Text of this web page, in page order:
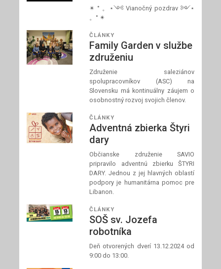
✴ ° 。⋆༺ Vianočný pozdrav ༻⋆
。° ✴
ČLÁNKY
Family Garden v službe
združeniu
Združenie saleziánov
spolupracovníkov (ASC) na
Slovensku má kontinuálny záujem o
osobnostný rozvoj svojich členov.
ČLÁNKY
Adventná zbierka Štyri
dary
Občianske združenie SAVIO
pripravilo adventnú zbierku ŠTYRI
DARY. Jednou z jej hlavných oblastí
podpory je humanitárna pomoc pre
Libanon.
ČLÁNKY
SOŠ sv. Jozefa
robotníka
Deň otvorených dverí 13.12.2024 od
9:00 do 13:00.